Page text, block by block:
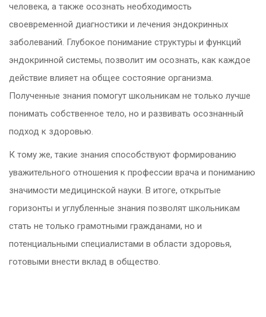
человека, а также осознать необходимость
своевременной диагностики и лечения эндокринных
заболеваний. Глубокое понимание структуры и функций
эндокринной системы, позволит им осознать, как каждое
действие влияет на общее состояние организма.
Полученные знания помогут школьникам не только лучше
понимать собственное тело, но и развивать осознанный
подход к здоровью.
К тому же, такие знания способствуют формированию
уважительного отношения к профессии врача и пониманию
значимости медицинской науки. В итоге, открытые
горизонты и углубленные знания позволят школьникам
стать не только грамотными гражданами, но и
потенциальными специалистами в области здоровья,
готовыми внести вклад в общество.